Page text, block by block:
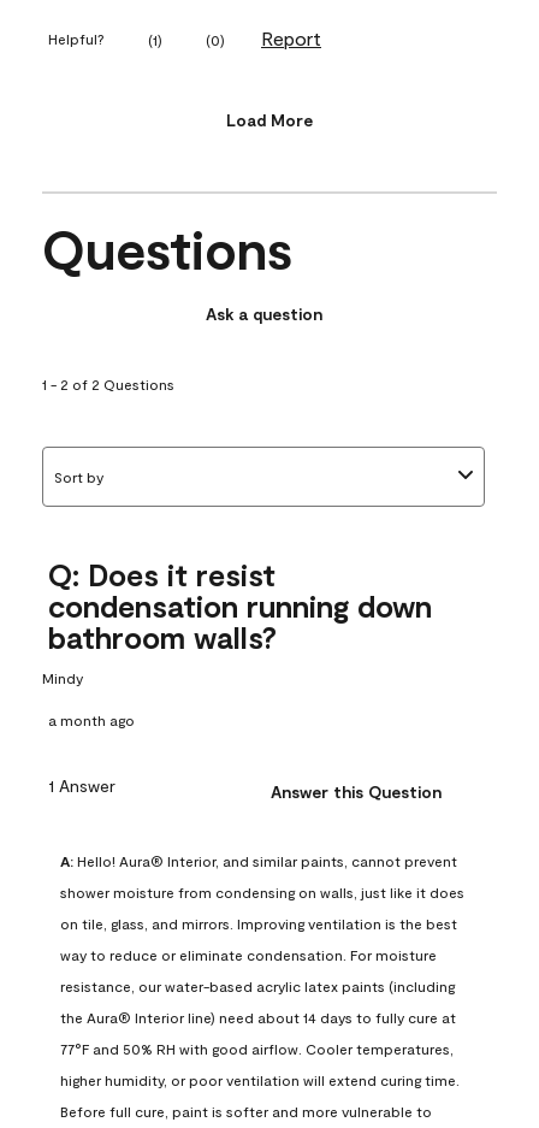
Helpful? (1) (0) Report
Load More
Questions
Ask a question
1 - 2 of 2 Questions
Sort by
Q: Does it resist
condensation running down
bathroom walls?
Mindy
a month ago
1 Answer Answer this Question
A: Hello! Aura® Interior, and similar paints, cannot prevent
shower moisture from condensing on walls, just like it does
on tile, glass, and mirrors. Improving ventilation is the best
way to reduce or eliminate condensation. For moisture
resistance, our water-based acrylic latex paints (including
the Aura® Interior line) need about 14 days to fully cure at
77°F and 50% RH with good airflow. Cooler temperatures,
higher humidity, or poor ventilation will extend curing time.
Before full cure, paint is softer and more vulnerable to